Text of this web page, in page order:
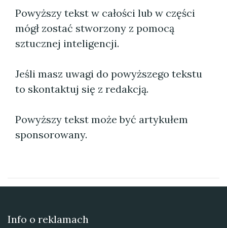
Powyższy tekst w całości lub w części
mógł zostać stworzony z pomocą
sztucznej inteligencji.
Jeśli masz uwagi do powyższego tekstu
to skontaktuj się z redakcją.
Powyższy tekst może być artykułem
sponsorowany.
Info o reklamach